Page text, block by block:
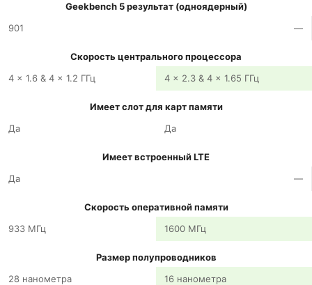
Geekbench 5 результат (одноядерный)
901
—
Скорость центрального процессора
4 x 1.6 & 4 x 1.2 ГГц
4 x 2.3 & 4 x 1.65 ГГц
Имеет слот для карт памяти
Да
Да
Имеет встроенный LTE
Да
—
Скорость оперативной памяти
933 МГц
1600 МГц
Размер полупроводников
28 нанометра
16 нанометра